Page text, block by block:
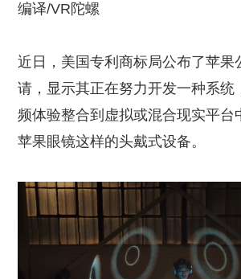
编译/VR陀螺
近日，美国专利商标局公布了苹果
请，显示其正在努力开发一种系统
频体验整合到虚拟或混合现实平台
苹果眼镜这样的头戴式设备。